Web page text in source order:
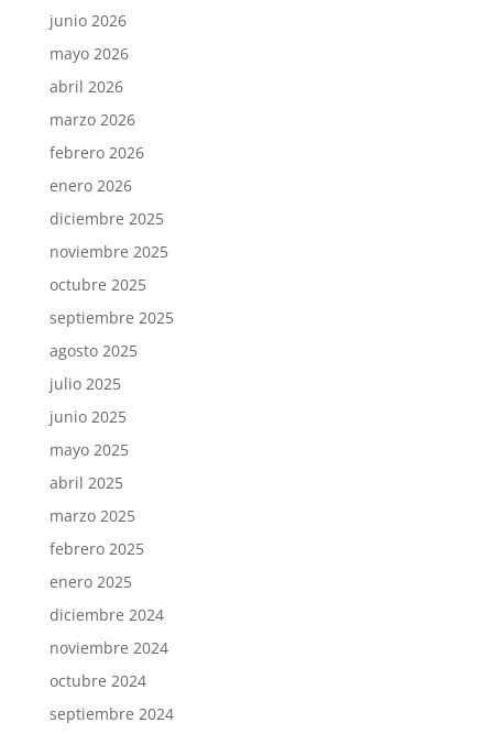
junio 2026
mayo 2026
abril 2026
marzo 2026
febrero 2026
enero 2026
diciembre 2025
noviembre 2025
octubre 2025
septiembre 2025
agosto 2025
julio 2025
junio 2025
mayo 2025
abril 2025
marzo 2025
febrero 2025
enero 2025
diciembre 2024
noviembre 2024
octubre 2024
septiembre 2024